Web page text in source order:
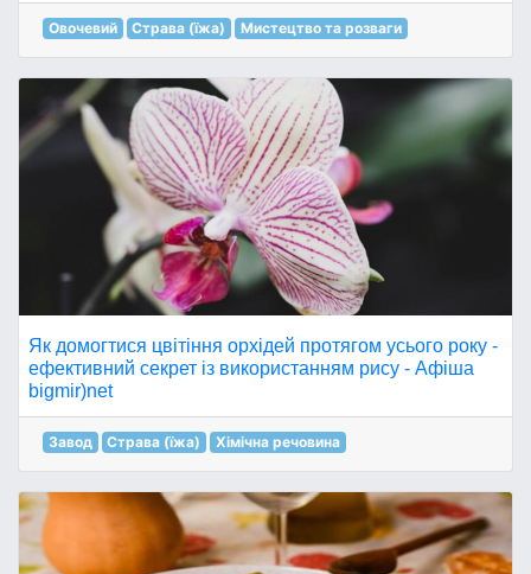
Овочевий Страва (їжа) Мистецтво та розваги
Як домогтися цвітіння орхідей протягом усього року -
ефективний секрет із використанням рису - Афіша
bigmir)net
Завод Страва (їжа) Хімічна речовина